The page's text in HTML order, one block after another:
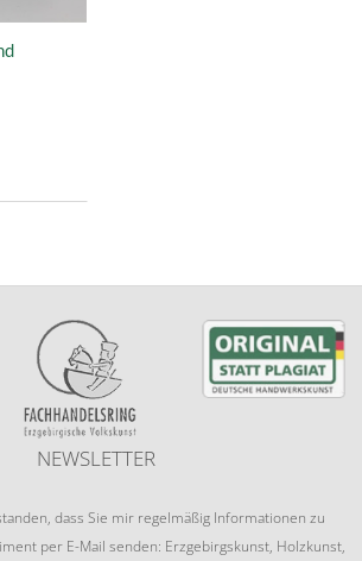
NEWSLETTER
dass Sie mir regelmäßig Informationen zu
per E-Mail senden: Erzgebirgskunst, Holzkunst,